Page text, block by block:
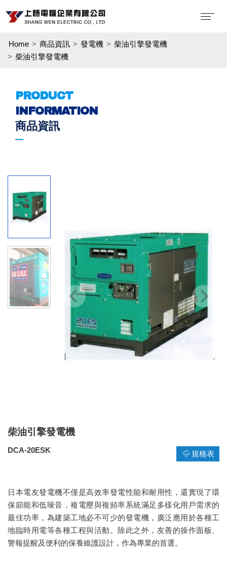
Home 商品資訊 發電機
柴油引擎發電機
柴油引擎發電機
PRODUCT
INFORMATION
商品資訊
柴油引擎發電機
DCA-20ESK 規格表
日本電友發電機不僅是高效率發電性能和耐用性，還實現了環
保節能和低噪音，複電壓與複頻率系統滿足多樣化用戶需求的
最佳功率，為建築工地必不可少的發電機，廣泛應用於各種工
地臨時用電等各種工程與活動。除此之外，友善的操作面板、
警報提醒及便利的保養維護設計，作為專業的首選。